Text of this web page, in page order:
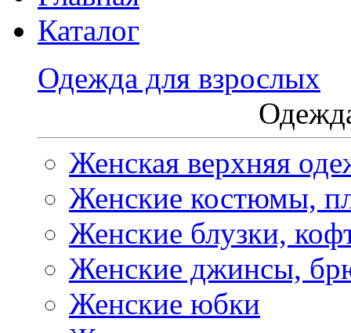
Каталог
Одежда для взрослых
Женская верхняя
Женские костюмы,
Женские блузки,
Женские джинсы,
Женские юбки